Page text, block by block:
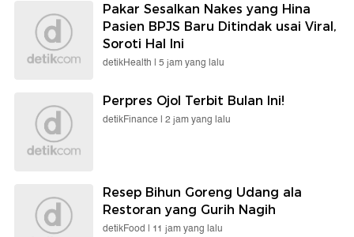
Pakar Sesalkan Nakes yang Hina
Pasien BPJS Baru Ditindak usai Viral,
Soroti Hal Ini
detikHealth | 5 jam yang lalu
Perpres Ojol Terbit Bulan Ini!
detikFinance | 2 jam yang lalu
Resep Bihun Goreng Udang ala
Restoran yang Gurih Nagih
detikFood | 11 jam yang lalu